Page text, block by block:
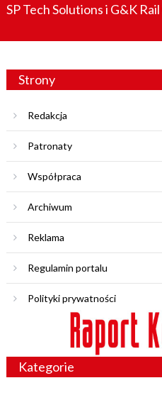
SP Tech Solutions i G&K
Strony
Redakcja
Patronaty
Współpraca
Archiwum
Reklama
Regulamin portalu
Polityki prywatności
Kategorie